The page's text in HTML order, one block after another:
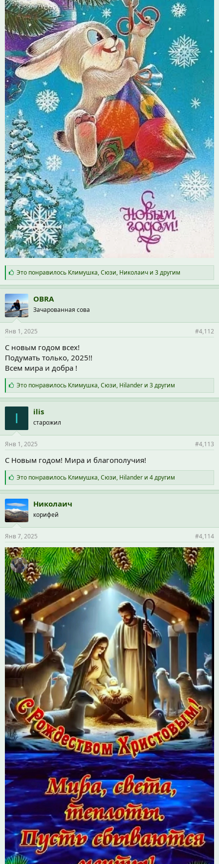
С
и
м
п
а
т
и
:
Это понравилось Климушка,Сюзи, Николаичи 3 другим
OBRA
Зачарованная сова
Янв 1, 2025 #4,112
С новым годом всех!
Подумать только, 2025!!
Всем мира и добра !
С
и
м
п
а
т
и
:
Это понравилось Климушка,Сюзи, Hilanderи 3 другим
I ilis
старожил
Янв 1, 2025 #4,113
С Новым годом! Мира и благополучия!
С
и
м
п
а
т
и
:
Это понравилось Климушка,Сюзи, Hilanderи 4 другим
Николаич
корифей
Янв 7, 2025 #4,114